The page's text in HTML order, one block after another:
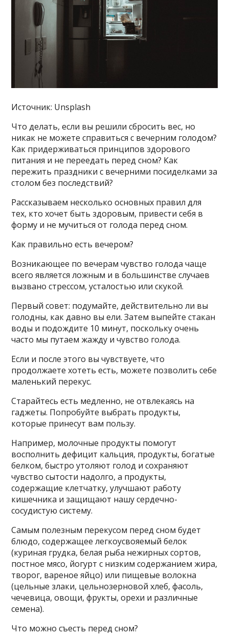
Источник: Unsplash
Что делать, если вы решили сбросить вес, но
никак не можете справиться с вечерним голодом?
Как придерживаться принципов здорового
питания и не переедать перед сном? Как
пережить праздники с вечерними посиделками за
столом без последствий?
Рассказываем несколько основных правил для
тех, кто хочет быть здоровым, привести себя в
форму и не мучиться от голода перед сном.
Как правильно есть вечером?
Возникающее по вечерам чувство голода чаще
всего является ложным и в большинстве случаев
вызвано стрессом, усталостью или скукой.
Первый совет: подумайте, действительно ли вы
голодны, как давно вы ели. Затем выпейте стакан
воды и подождите 10 минут, поскольку очень
часто мы путаем жажду и чувство голода.
Если и после этого вы чувствуете, что
продолжаете хотеть есть, можете позволить себе
маленький перекус.
Старайтесь есть медленно, не отвлекаясь на
гаджеты. Попробуйте выбрать продукты,
которые принесут вам пользу.
Например, молочные продукты помогут
восполнить дефицит кальция, продукты, богатые
белком, быстро утоляют голод и сохраняют
чувство сытости надолго, а продукты,
содержащие клетчатку, улучшают работу
кишечника и защищают нашу сердечно-
сосудистую систему.
Самым полезным перекусом перед сном будет
блюдо, содержащее легкоусвояемый белок
(куриная грудка, белая рыба нежирных сортов,
постное мясо, йогурт с низким содержанием жира,
творог, вареное яйцо) или пищевые волокна
(цельные злаки, цельнозерновой хлеб, фасоль,
чечевица, овощи, фрукты, орехи и различные
семена).
Что можно съесть перед сном?